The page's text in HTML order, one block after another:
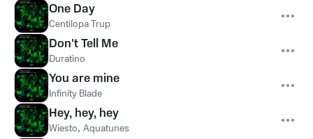
One Day
Centilopa Trup
Don't Tell Me
Duratino
You are mine
Infinity Blade
Hey, hey, hey
Wiesto, Aquatunes